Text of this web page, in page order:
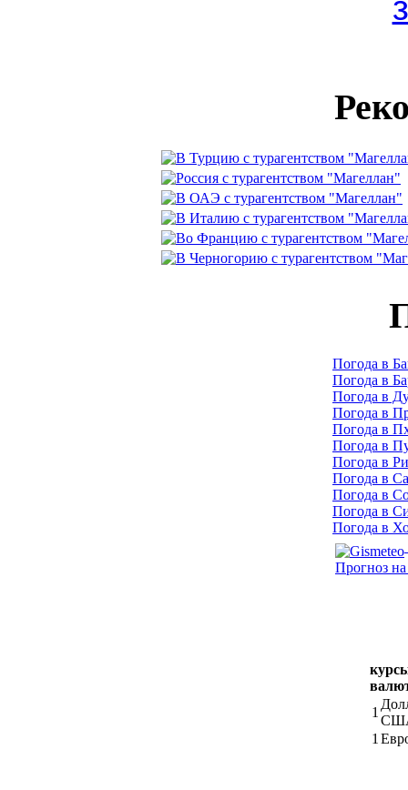
Погода в
Погода в
Погода в
Погода в
Погода в
Погода в
Погода в
Погода в
Погода в
Погода в
Погода в
Прогноз
1
1